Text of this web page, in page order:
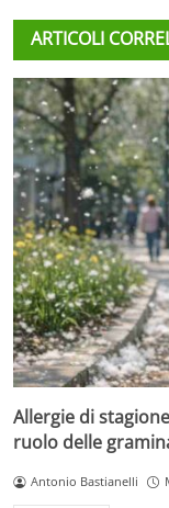
ARTICOLI
Allergie di
ruolo delle
Antonio Bastianelli